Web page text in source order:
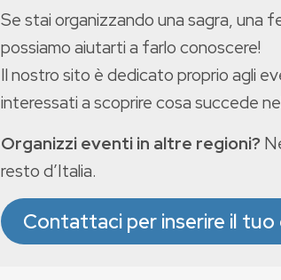
Se stai organizzando una sagra, una
possiamo aiutarti a farlo conoscere!
Il nostro sito è dedicato proprio agli
interessati a scoprire cosa succede
Organizzi eventi in altre regioni?
resto d’Italia.
Contattaci per inserire il